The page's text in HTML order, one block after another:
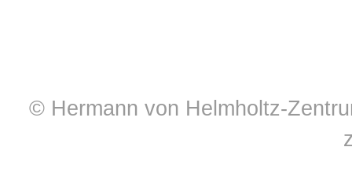
© Hermann von Helmholtz-